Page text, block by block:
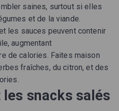
saines, surtout si elles
et de la viande.
les sauces peuvent contenir
augmentant
de calories. Faites maison
fraîches, du citron, et des
snacks salés